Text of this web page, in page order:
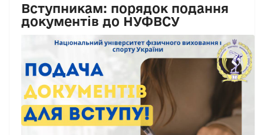
Вступникам: порядок подання
документів до НУФВСУ